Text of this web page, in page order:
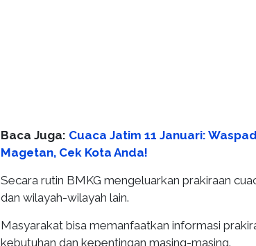
Baca Juga: Cuaca Jatim 11 Januari:
Magetan, Cek Kota Anda!
Secara rutin BMKG mengeluarkan prakiraan
dan wilayah-wilayah lain.
Masyarakat bisa memanfaatkan informasi
kebutuhan dan kepentingan masing-masing.